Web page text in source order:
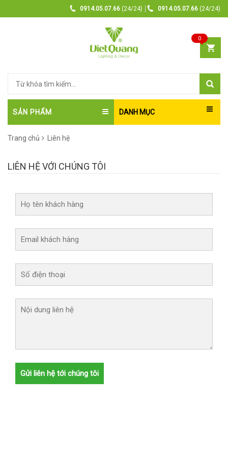
0914.05.07.66 (24/24) 0914.05.07.66 (24/24)
0
SẢN PHẨM DANH MỤC
Trang chủ Liên hệ
LIÊN HỆ VỚI CHÚNG TÔI